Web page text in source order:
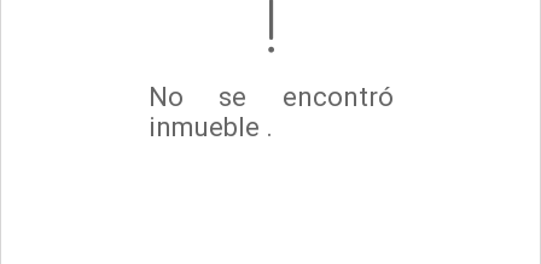
No se encontró
inmueble .